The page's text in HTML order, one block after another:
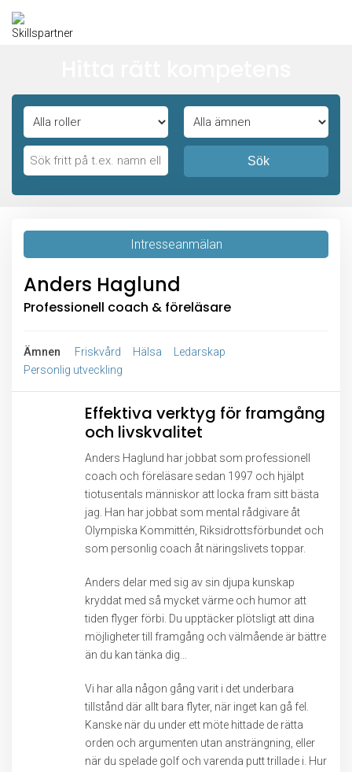
Sök
Intresseanmälan
Anders Haglund
Professionell coach & föreläsare
Ämnen Friskvård Hälsa
Ledarskap
Personlig utveckling
Effektiva verktyg för framgång
och livskvalitet
Anders Haglund har jobbat som professionell
coach och föreläsare sedan 1997 och hjälpt
tiotusentals människor att locka fram sitt bästa
jag. Han har jobbat som mental rådgivare åt
Olympiska Kommittén, Riksidrottsförbundet och
som personlig coach åt näringslivets toppar.
Anders delar med sig av sin djupa kunskap
kryddat med så mycket värme och humor att
tiden flyger förbi. Du upptäcker plötsligt att dina
möjligheter till framgång och välmående är bättre
än du kan tänka dig…
Vi har alla någon gång varit i det underbara
tillstånd där allt bara flyter, när inget kan gå fel.
Kanske när du under ett möte hittade de rätta
orden och argumenten utan ansträngning, eller
när du spelade golf och varenda putt trillade i. Hur